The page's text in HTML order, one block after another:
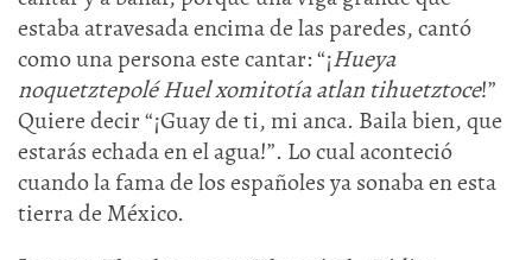
estaba atravesada encima de las paredes, cantó
como una persona este cantar: “¡Hueya
noquetztepolé Huel xomitotía atlan tihuetztoce!”
Quiere decir “¡Guay de ti, mi anca. Baila bien, que
estarás echada en el agua!”. Lo cual aconteció
cuando la fama de los españoles ya sonaba en esta
tierra de México.